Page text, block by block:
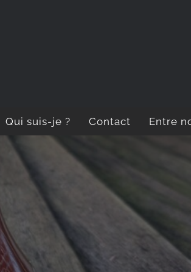
Qui suis-je ? Contact Entre